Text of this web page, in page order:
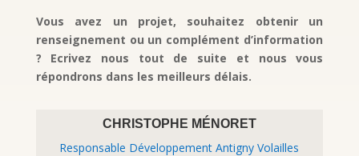
Vous avez un projet, souhaitez obtenir un
renseignement ou un complément d’information
? Ecrivez nous tout de suite et nous vous
répondrons dans les meilleurs délais.
CHRISTOPHE MÉNORET
Responsable Développement Antigny Volailles